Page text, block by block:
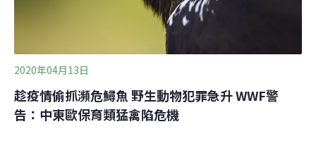
拒絕關閉國家公園、無視這對國家公園管
2020年04月13日
趁疫情偷抓瀕危鱘魚 野生動物犯罪急升 WWF警
告：中東歐保育類猛禽陷危機